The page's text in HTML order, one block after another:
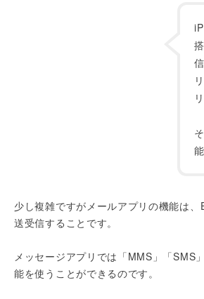
少し複雑ですがメールアプリの機能は
送受信することです。
メッセージアプリでは「MMS」「SMS
能を使うことができるのです。